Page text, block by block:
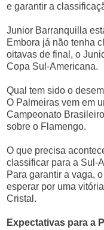
e garantir a
Junior Barranquilla
Embora já não tenha
oitavas de final, o
Copa Sul-Americana.
Qual tem sido o
O Palmeiras vem em
Campeonato
sobre o Flamengo.
O que precisa
classificar para a Sul-
Para garantir a vaga,
esperar por uma
Cristal.
Expectativas para a